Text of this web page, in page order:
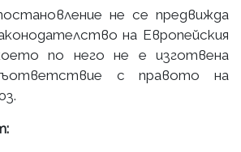
не се предвижда
на Европейския
по него не е изготвена
с правото на